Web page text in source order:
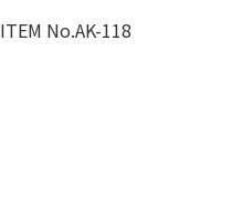
ITEM No.AK-118